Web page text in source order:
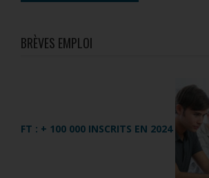
BRÈVES EMPLOI
FT : + 100 000 INSCRITS EN 2024